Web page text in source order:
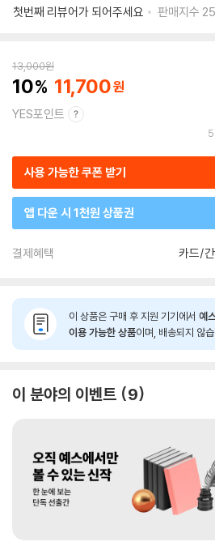
첫번째 리뷰어가 되어주세요
판매지수
13,000원
10 11,700
YES포인트
사용 가능한 쿠폰 받기
앱 다운 시 1천원 상품권
결제혜택 카드/
이 상품은 구매 후 지원 기기에서 예
이용 가능한 상품이며, 배송되지 않습
이 분야의 이벤트 9